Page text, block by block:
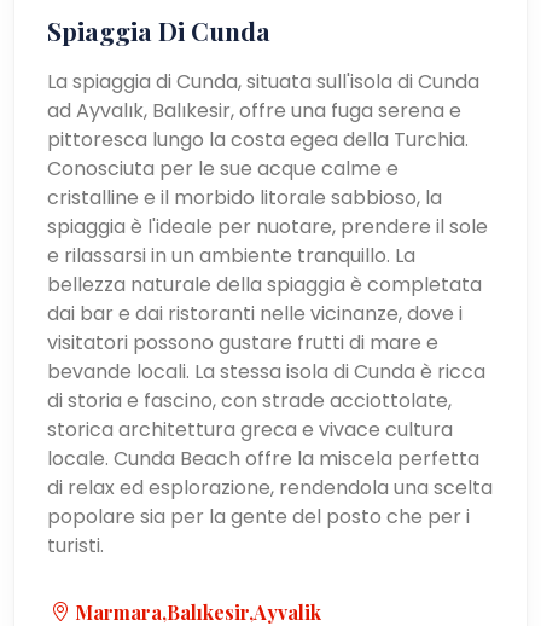
Spiaggia Di Cunda
La spiaggia di Cunda, situata sull'isola di Cunda
ad Ayvalık, Balıkesir, offre una fuga serena e
pittoresca lungo la costa egea della Turchia.
Conosciuta per le sue acque calme e
cristalline e il morbido litorale sabbioso, la
spiaggia è l'ideale per nuotare, prendere il sole
e rilassarsi in un ambiente tranquillo. La
bellezza naturale della spiaggia è completata
dai bar e dai ristoranti nelle vicinanze, dove i
visitatori possono gustare frutti di mare e
bevande locali. La stessa isola di Cunda è ricca
di storia e fascino, con strade acciottolate,
storica architettura greca e vivace cultura
locale. Cunda Beach offre la miscela perfetta
di relax ed esplorazione, rendendola una scelta
popolare sia per la gente del posto che per i
turisti.
Marmara,Balıkesir,Ayvalik